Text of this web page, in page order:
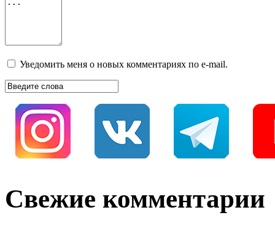
Уведомить меня о новых комментариях по e-mail.
Свежие комментарии